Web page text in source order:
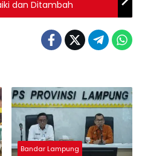
dan Ditambah
Bandar Lampung